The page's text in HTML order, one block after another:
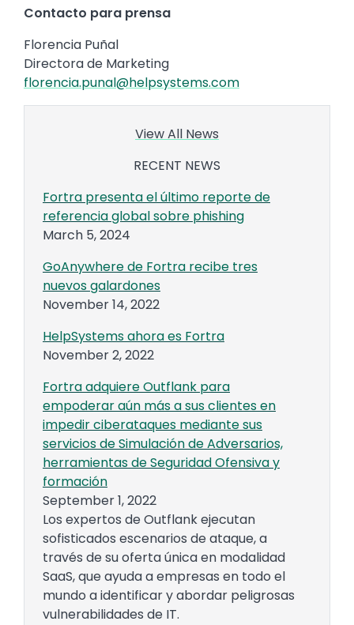
Contacto para prensa
Florencia Puñal
Directora de Marketing
florencia.punal@helpsystems.com
View All News
RECENT NEWS
Fortra presenta el último reporte de
referencia global sobre phishing
March 5, 2024
GoAnywhere de Fortra recibe tres
nuevos galardones
November 14, 2022
HelpSystems ahora es Fortra
November 2, 2022
Fortra adquiere Outflank para
empoderar aún más a sus clientes en
impedir ciberataques mediante sus
servicios de Simulación de Adversarios,
herramientas de Seguridad Ofensiva y
formación
September 1, 2022
Los expertos de Outflank ejecutan
sofisticados escenarios de ataque, a
través de su oferta única en modalidad
SaaS, que ayuda a empresas en todo el
mundo a identificar y abordar peligrosas
vulnerabilidades de IT.